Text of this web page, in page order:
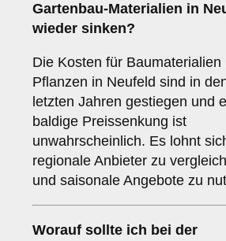
Gartenbau-Materialien in
wieder sinken?
Die Kosten für Baumaterialien
Pflanzen in Neufeld sind in
letzten Jahren gestiegen und
baldige Preissenkung ist
unwahrscheinlich. Es lohnt
regionale Anbieter zu
und saisonale Angebote zu
Worauf sollte ich bei der